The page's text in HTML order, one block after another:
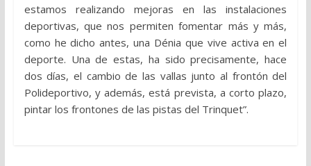
estamos realizando mejoras en las instalaciones
deportivas, que nos permiten fomentar más y más,
como he dicho antes, una Dénia que vive activa en el
deporte. Una de estas, ha sido precisamente, hace
dos días, el cambio de las vallas junto al frontón del
Polideportivo, y además, está prevista, a corto plazo,
pintar los frontones de las pistas del Trinquet”.